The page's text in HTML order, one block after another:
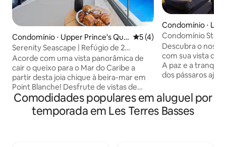
Condomínio ⋅ Upper Prince's Qua
rter
5 de uma avaliação média
5 (4)
Serenity Seascape | Refúgio de 2
quartos, vista de 270° para o mar
Acorde com uma vista panorâmica de
cair o queixo para o Mar do Caribe a
partir desta joia chique à beira-mar em
Point Blanche! Desfrute de vistas de
270°, nasceres do sol perfeitos e vistas
de St. Barths do seu próprio terraço
privativo. O espaço dispõe de interiores
Condomínio ⋅ Les
ses
Condomínio
em Kombawa
Descubra o
com sua vista
A paz e a
dos pássaros
aux Prunes fica a
onde você pode
tranquila em
Comodidades populares em aluguel por
temporada em Les Terres Basses